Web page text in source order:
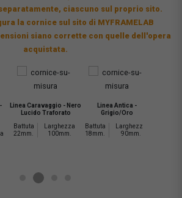
ciascuno sul proprio sito.
la cornice sul sito di MYFRAMELAB
siano corrette con quelle dell'opera
acquistata.